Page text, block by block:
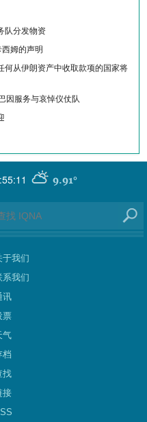
队分发物资
姆的声明
何从伊朗资产中收取款项的国家将
因服务与哀悼仪仗队
9.91°
于我们
系我们
讯
票
气
档
找
接